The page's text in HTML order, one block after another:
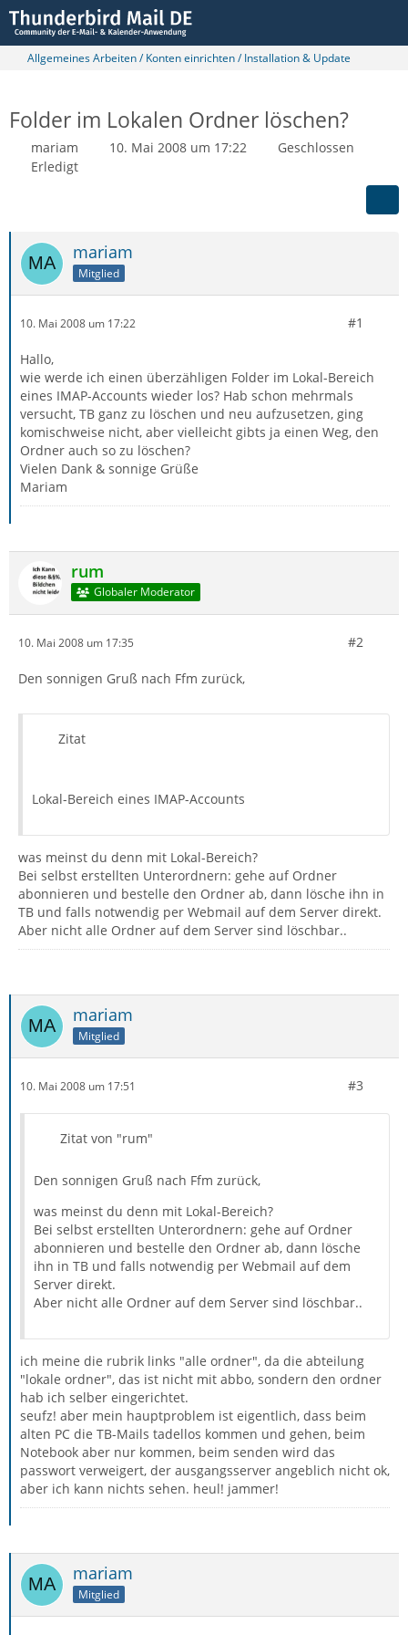
Allgemeines Arbeiten / Konten einrichten / Installation & Update
Folder im Lokalen Ordner löschen?
mariam 10. Mai 2008 um 17:22
Geschlossen
Erledigt
mariam
Mitglied
10. Mai 2008 um 17:22 #1
Hallo,
wie werde ich einen überzähligen Folder im Lokal-Bereich
eines IMAP-Accounts wieder los? Hab schon mehrmals
versucht, TB ganz zu löschen und neu aufzusetzen, ging
komischweise nicht, aber vielleicht gibts ja einen Weg, den
Ordner auch so zu löschen?
Vielen Dank & sonnige Grüße
Mariam
rum
Globaler Moderator
10. Mai 2008 um 17:35 #2
Den sonnigen Gruß nach Ffm zurück,
Zitat
Lokal-Bereich eines IMAP-Accounts
was meinst du denn mit Lokal-Bereich?
Bei selbst erstellten Unterordnern: gehe auf Ordner
abonnieren und bestelle den Ordner ab, dann lösche ihn in
TB und falls notwendig per Webmail auf dem Server direkt.
Aber nicht alle Ordner auf dem Server sind löschbar..
mariam
Mitglied
10. Mai 2008 um 17:51 #3
Zitat von "rum"
Den sonnigen Gruß nach Ffm zurück,
was meinst du denn mit Lokal-Bereich?
Bei selbst erstellten Unterordnern: gehe auf Ordner
abonnieren und bestelle den Ordner ab, dann lösche
ihn in TB und falls notwendig per Webmail auf dem
Server direkt.
Aber nicht alle Ordner auf dem Server sind löschbar..
ich meine die rubrik links "alle ordner", da die abteilung
"lokale ordner", das ist nicht mit abbo, sondern den ordner
hab ich selber eingerichtet.
seufz! aber mein hauptproblem ist eigentlich, dass beim
alten PC die TB-Mails tadellos kommen und gehen, beim
Notebook aber nur kommen, beim senden wird das
passwort verweigert, der ausgangsserver angeblich nicht ok,
aber ich kann nichts sehen. heul! jammer!
mariam
Mitglied